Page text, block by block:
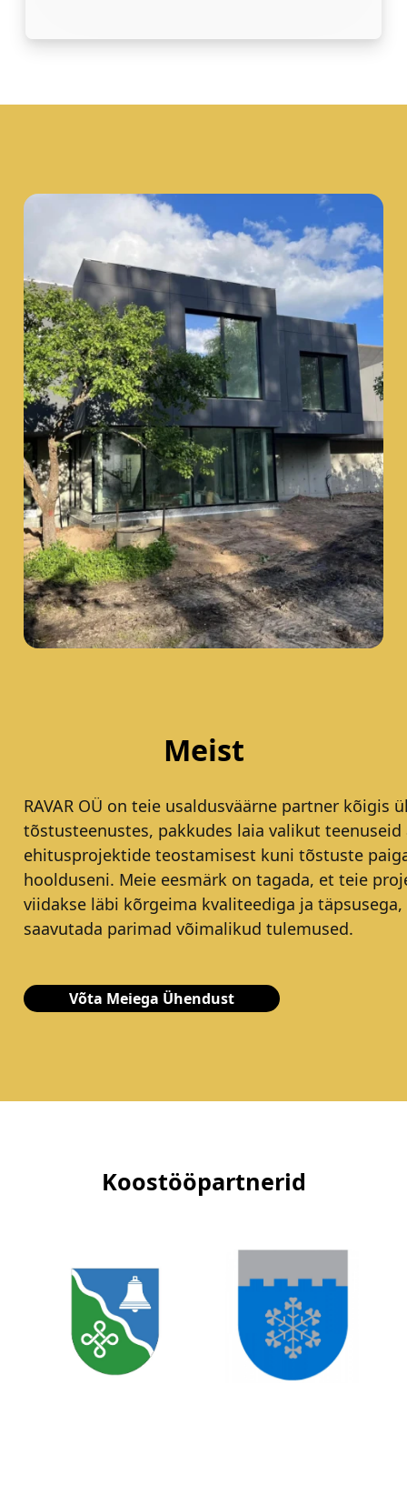
Meist
RAVAR OÜ on teie usaldusväärne partner kõigis
tõstusteenustes, pakkudes laia valikut teenuseid
ehitusprojektide teostamisest kuni tõstuste
hoolduseni. Meie eesmärk on tagada, et teie
viidakse läbi kõrgeima kvaliteediga ja täpsusega,
saavutada parimad võimalikud tulemused.
Võta Meiega Ühendust
Koostööpartnerid